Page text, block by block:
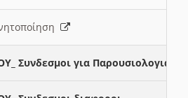
Συνδεσμοι για Παρουσιολογια